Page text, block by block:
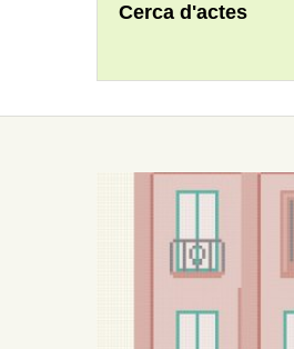
Cerca d'actes